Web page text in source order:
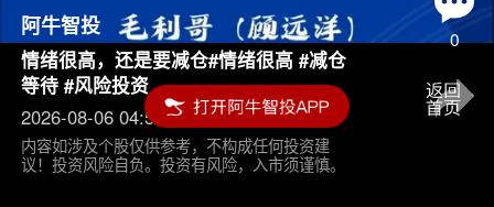
0
阿牛智投
情绪很高，还是要减仓#情绪很高 #减仓
等待 #风险投资
2026-08-06 04:55
内容如涉及个股仅供参考，不构成任何投资建
议！投资风险自负。投资有风险，入市须谨慎。